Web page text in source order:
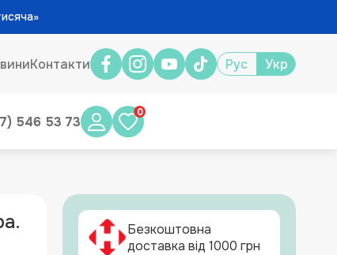
Контакти Рус Укр
546 53 73
0
Безкоштовна
доставка від 1000 грн